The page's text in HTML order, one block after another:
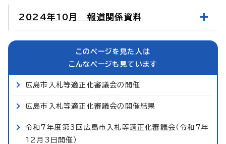
2024年10月 報道関係資料
このページを見た人は
こんなページも見ています
広島市入札等適正化審議会の開催
広島市入札等適正化審議会の開催結果
令和7年度第3回広島市入札等適正化審議会（令和7年
12月3日開催）